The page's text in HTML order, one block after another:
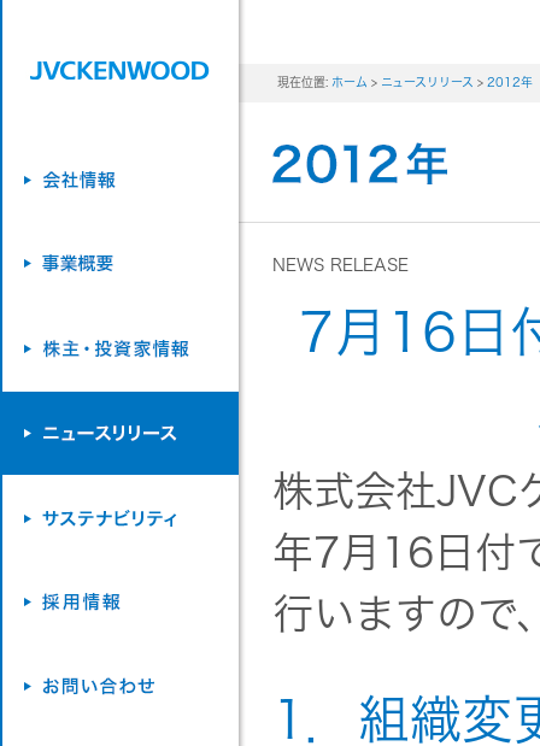
現在位置: ホーム > ニュースリリース > 2012年
NEWS RELEASE
7月16日
株式会社JVC
年7月16日付
行いますので
1．組織変